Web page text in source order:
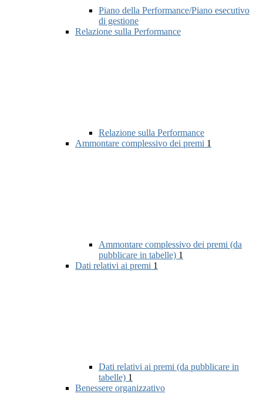
Piano della Performance/Piano esecutivo
di gestione
Relazione sulla Performance
Relazione sulla Performance
Ammontare complessivo dei premi 1
Ammontare complessivo dei premi (da
pubblicare in tabelle) 1
Dati relativi ai premi 1
Dati relativi ai premi (da pubblicare in
tabelle) 1
Benessere organizzativo